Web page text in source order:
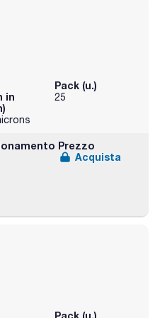
in
Pack (u.)
25
Prezzo
Acquista
Pack (u.)